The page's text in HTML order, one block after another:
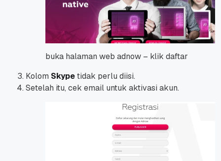
buka halaman web adnow – klik daftar
Kolom Skypetidak perlu diisi.
Setelah itu, cek email untuk aktivasi akun.